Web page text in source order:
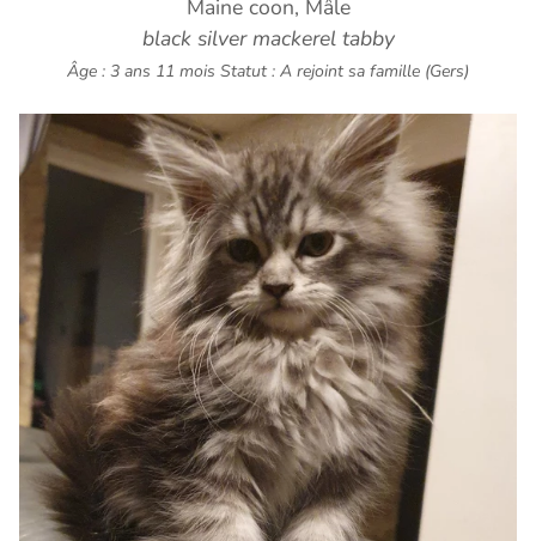
Maine coon, Mâle
black silver mackerel tabby
Âge : 3 ans 11 mois Statut : A rejoint sa famille (Gers)